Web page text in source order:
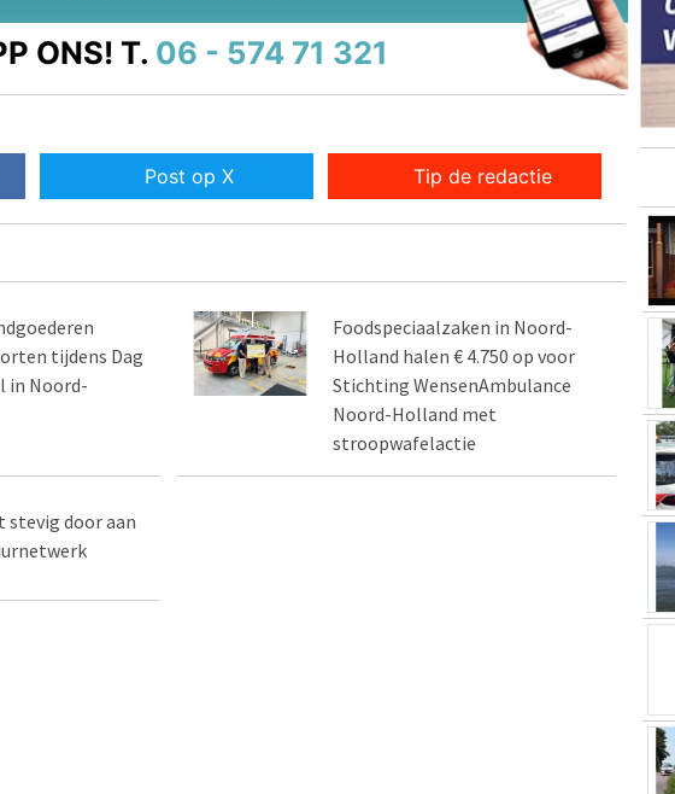
ONS! T. 06 - 574 71 321
Post op X Tip de redactie
tijdens Dag
in Noord-
Foodspeciaalzaken in Noord-
Holland halen € 4.750 op voor
Stichting WensenAmbulance
Noord-Holland met
stroopwafelactie
stevig door aan